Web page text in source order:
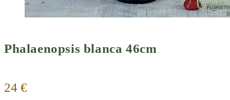
Phalaenopsis blanca 46cm
24 €